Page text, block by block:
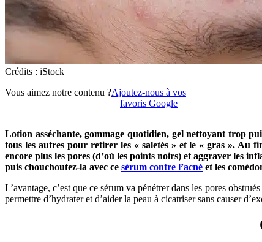
Crédits : iStock
Vous aimez notre contenu ?Ajoutez-nous à vos
favoris Google
Lotion asséchante, gommage quotidien, gel nettoyant trop
tous les autres pour retirer les « saletés » et le « gras ». Au
encore plus les pores (d’où les points noirs) et aggraver les
puis chouchoutez-la avec ce sérum contre l’acné et les
L’avantage, c’est que ce sérum va pénétrer dans les pores
permettre d’hydrater et d’aider la peau à cicatriser sans causer